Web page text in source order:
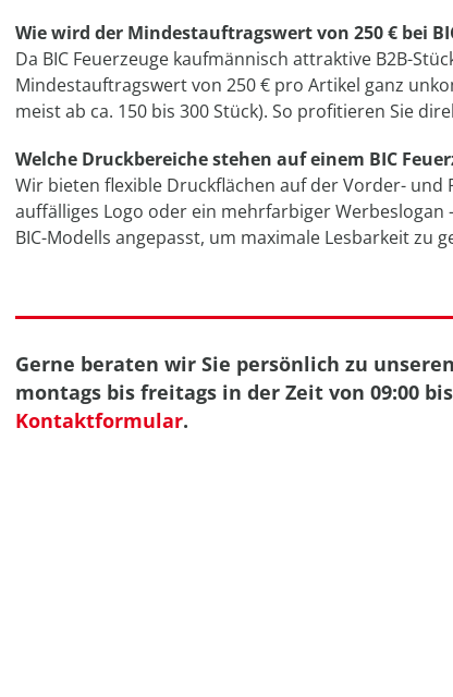
Wie wird der Mindestauftragswert von 250 € bei
Da BIC Feuerzeuge kaufmännisch attraktive B2B-
Mindestauftragswert von 250 € pro Artikel ganz
meist ab ca. 150 bis 300 Stück). So profitieren Sie
Welche Druckbereiche stehen auf einem BIC
Wir bieten flexible Druckflächen auf der Vorder- und
auffälliges Logo oder ein mehrfarbiger
BIC-Modells angepasst, um maximale Lesbarkeit zu
Gerne beraten wir Sie persönlich zu
montags bis freitags in der Zeit von 09:00
Kontaktformular.